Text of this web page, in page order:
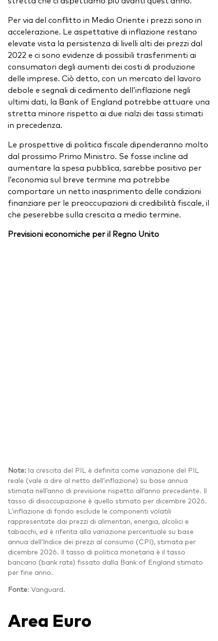
Per via del conflitto in Medio Oriente i prezzi sono in
accelerazione. Le aspettative di inflazione restano
elevate vista la persistenza di livelli alti dei prezzi dal
2022 e ci sono evidenze di possibili trasferimenti ai
consumatori degli aumenti dei costi di produzione
delle imprese. Ciò detto, con un mercato del lavoro
debole e segnali di cedimento dell’inflazione negli
ultimi dati, la Bank of England potrebbe attuare una
stretta minore rispetto ai due rialzi dei tassi stimati
in precedenza.
Le prospettive di politica fiscale dipenderanno molto
dal prossimo Primo Ministro. Se fosse incline ad
aumentare la spesa pubblica, sarebbe positivo per
l’economia sul breve termine ma potrebbe
comportare un netto inasprimento delle condizioni
finanziare per le preoccupazioni di credibilità fiscale, il
che peserebbe sulla crescita a medio termine.
Previsioni economiche per il Regno Unito
Note: la crescita del PIL è definita come variazione del PIL
reale (vale a dire al netto dell’inflazione) su base annua
stimata nell’anno di previsione rispetto all’anno precedente. Il
tasso di disoccupazione è quello stimato per dicembre 2026.
L’inflazione di fondo esclude le componenti volatili
rappresentate dai prezzi di alimentari, energia, alcolici e
tabacchi, ed è riferita alla variazione percentuale su base
annua dell’Indice dei prezzi al consumo (CPI), stimata per
dicembre 2026. Il tasso di politica monetaria è il tasso
bancario (bank rate) fissato dalla Bank of England stimato
per fine anno.
Fonte: Vanguard.
Area Euro